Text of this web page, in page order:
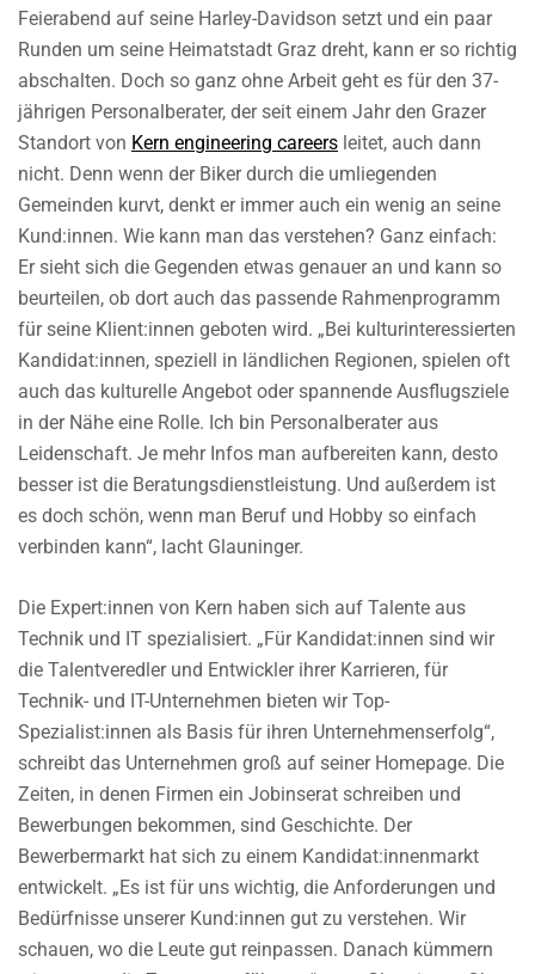
Feierabend auf seine Harley-Davidson setzt und ein paar
Runden um seine Heimatstadt Graz dreht, kann er so richtig
abschalten. Doch so ganz ohne Arbeit geht es für den 37-
jährigen Personalberater, der seit einem Jahr den Grazer
Standort von Kern engineering careers leitet, auch dann
nicht. Denn wenn der Biker durch die umliegenden
Gemeinden kurvt, denkt er immer auch ein wenig an seine
Kund:innen. Wie kann man das verstehen? Ganz einfach:
Er sieht sich die Gegenden etwas genauer an und kann so
beurteilen, ob dort auch das passende Rahmenprogramm
für seine Klient:innen geboten wird. „Bei kulturinteressierten
Kandidat:innen, speziell in ländlichen Regionen, spielen oft
auch das kulturelle Angebot oder spannende Ausflugsziele
in der Nähe eine Rolle. Ich bin Personalberater aus
Leidenschaft. Je mehr Infos man aufbereiten kann, desto
besser ist die Beratungsdienstleistung. Und außerdem ist
es doch schön, wenn man Beruf und Hobby so einfach
verbinden kann“, lacht Glauninger.
Die Expert:innen von Kern haben sich auf Talente aus
Technik und IT spezialisiert. „Für Kandidat:innen sind wir
die Talentveredler und Entwickler ihrer Karrieren, für
Technik- und IT-Unternehmen bieten wir Top-
Spezialist:innen als Basis für ihren Unternehmenserfolg“,
schreibt das Unternehmen groß auf seiner Homepage. Die
Zeiten, in denen Firmen ein Jobinserat schreiben und
Bewerbungen bekommen, sind Geschichte. Der
Bewerbermarkt hat sich zu einem Kandidat:innenmarkt
entwickelt. „Es ist für uns wichtig, die Anforderungen und
Bedürfnisse unserer Kund:innen gut zu verstehen. Wir
schauen, wo die Leute gut reinpassen. Danach kümmern